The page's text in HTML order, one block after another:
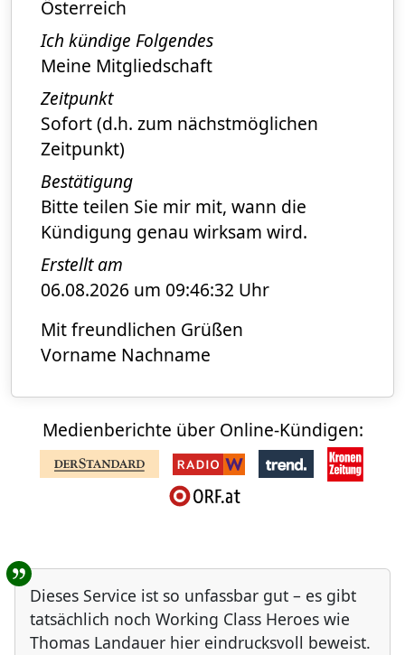
Österreich
Ich kündige Folgendes
Meine Mitgliedschaft
Zeitpunkt
Sofort (d.h. zum nächstmöglichen
Zeitpunkt)
Bestätigung
Bitte teilen Sie mir mit, wann die
Kündigung genau wirksam wird.
Erstellt am
06.08.2026 um 09:46:32 Uhr
Mit freundlichen Grüßen
Vorname Nachname
Medienberichte über Online-Kündigen:
Benutzer-Rückmeldungen
Dieses Service ist so unfassbar gut – es gibt
tatsächlich noch Working Class Heroes wie
Thomas Landauer hier eindrucksvoll beweist.